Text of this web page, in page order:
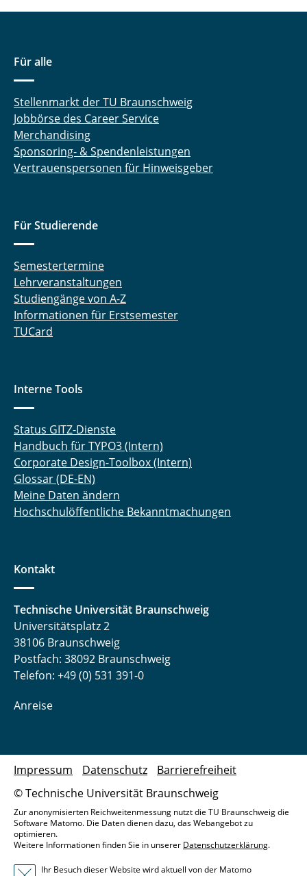
Für alle
Stellenmarkt der TU Braunschweig
Jobbörse des Career Service
Merchandising
Sponsoring- & Spendenleistungen
Vertrauenspersonen für Hinweisgeber
Für Studierende
Semestertermine
Lehrveranstaltungen
Studiengänge von A-Z
Informationen für Erstsemester
TUCard
Interne Tools
Status GITZ-Dienste
Handbuch für TYPO3 (Intern)
Corporate Design-Toolbox (Intern)
Glossar (DE-EN)
Meine Daten ändern
Hochschulöffentliche Bekanntmachungen
Kontakt
Technische Universität Braunschweig
Universitätsplatz 2
38106 Braunschweig
Postfach: 38092 Braunschweig
Telefon: +49 (0) 531 391-0
Anreise
© Technische Universität Braunschweig
Impressum Datenschutz Barrierefreiheit
Zur anonymisierten Reichweitenmessung nutzt die TU Braunschweig die
Software Matomo. Die Daten dienen dazu, das Webangebot zu
optimieren.
Weitere Informationen finden Sie in unserer Datenschutzerklärung.
Ihr Besuch dieser Website wird aktuell von der Matomo